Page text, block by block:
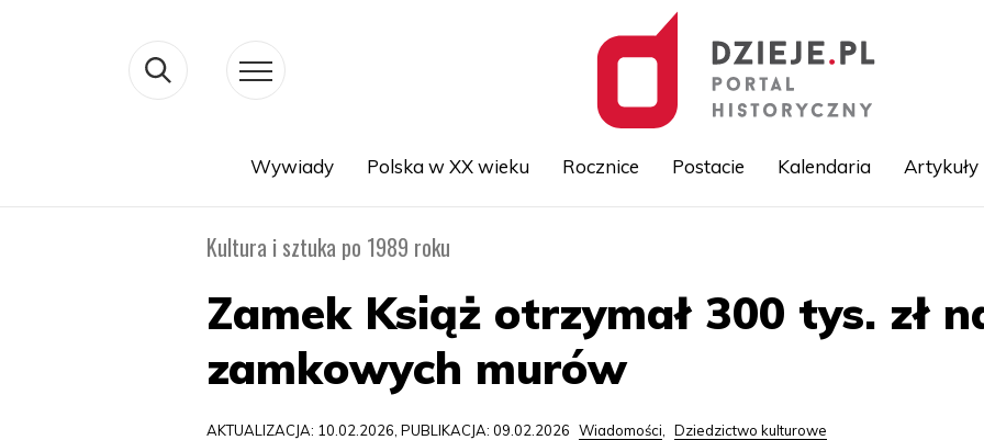
Wywiady Polska w XX wieku Rocznice Postacie Kalendaria Artykuły
Kultura i sztuka po 1989 roku
Zamek Książ otrzymał 300 tys. zł
zamkowych murów
AKTUALIZACJA: 10.02.2026, PUBLIKACJA: 09.02.2026 Wiadomości, Dziedzictwo kulturowe